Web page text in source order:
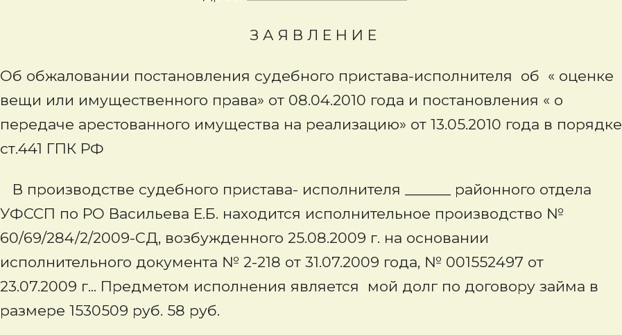
З А Я В Л Е Н И Е
Об обжаловании постановления судебного пристава-исполнителя об « оценке
вещи или имущественного права» от 08.04.2010 года и постановления « о
передаче арестованного имущества на реализацию» от 13.05.2010 года в порядке
ст.441 ГПК РФ
В производстве судебного пристава- исполнителя ______ районного отдела
УФССП по РО Васильева Е.Б. находится исполнительное производство №
60/69/284/2/2009-СД, возбужденного 25.08.2009 г. на основании
исполнительного документа № 2-218 от 31.07.2009 года, № 001552497 от
23.07.2009 г... Предметом исполнения является мой долг по договору займа в
размере 1530509 руб. 58 руб.